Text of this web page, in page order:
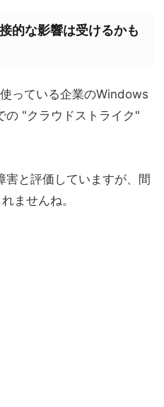
的な影響は受けるかも
っている企業のWindows
の "クラウドストライク"
害と評価していますが、間
ませんね。